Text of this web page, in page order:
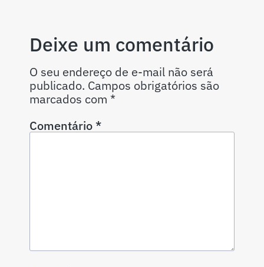
Deixe um comentário
O seu endereço de e-mail não será
publicado. Campos obrigatórios são
marcados com *
Comentário*